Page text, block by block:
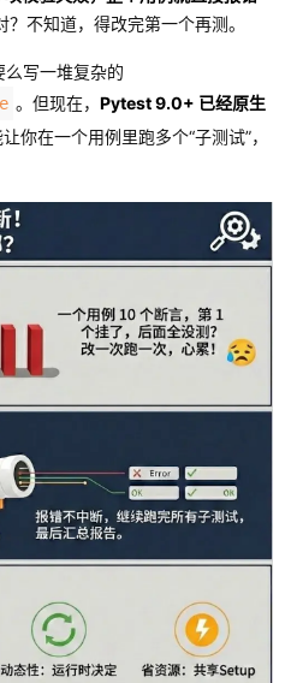
不知道，得改完第一个再测。
写一堆复杂的
。但现在， Pytest 9.0+ 已经原生
你在一个用例里跑多个“子测试”，